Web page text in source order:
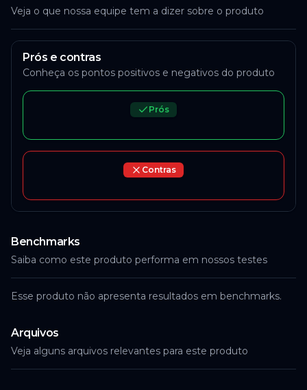
Veja o que nossa equipe tem a dizer sobre o produto
Prós e contras
Conheça os pontos positivos e negativos do produto
Prós
Contras
Benchmarks
Saiba como este produto performa em nossos testes
Esse produto não apresenta resultados em benchmarks.
Arquivos
Veja alguns arquivos relevantes para este produto